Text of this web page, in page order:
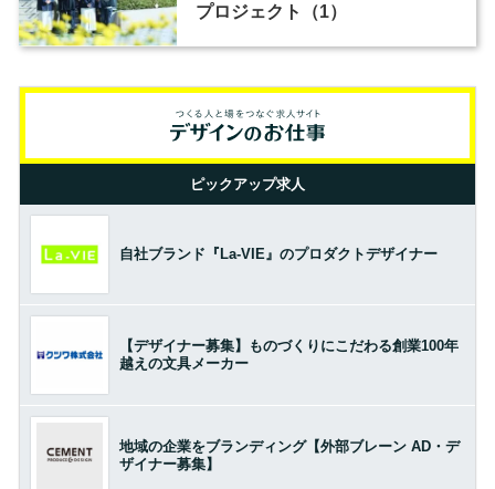
プロジェクト（1）
ピックアップ求人
自社ブランド『La-VIE』のプロダクトデザイナー
【デザイナー募集】ものづくりにこだわる創業100年
越えの文具メーカー
地域の企業をブランディング【外部ブレーン AD・デ
ザイナー募集】